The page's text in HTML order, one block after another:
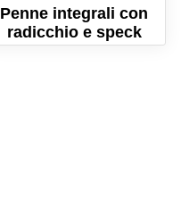
Penne integrali con
radicchio e speck